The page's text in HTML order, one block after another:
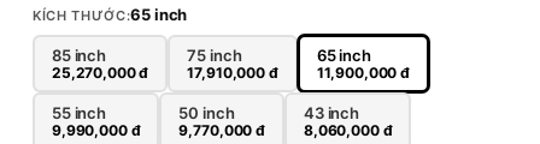
KÍCH THƯỚC:65 inch
85 inch
25,270,000đ
75 inch
17,910,000 đ
65 inch
11,900,000đ
55 inch
9,990,000 đ
50 inch
9,770,000đ
43 inch
8,060,000 đ